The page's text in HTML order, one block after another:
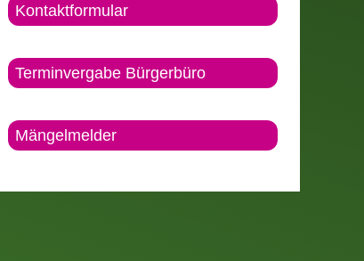
Kontaktformular
Terminvergabe Bürgerbüro
Mängelmelder